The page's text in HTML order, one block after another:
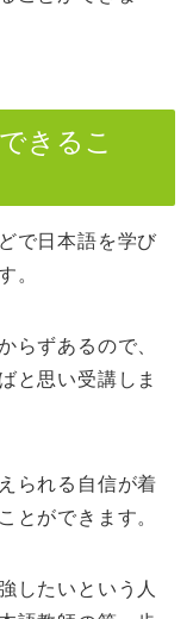
きるこ
で日本語を学び
。
らずあるので、
と思い受講しま
られる自信が着
とができます。
したいという人